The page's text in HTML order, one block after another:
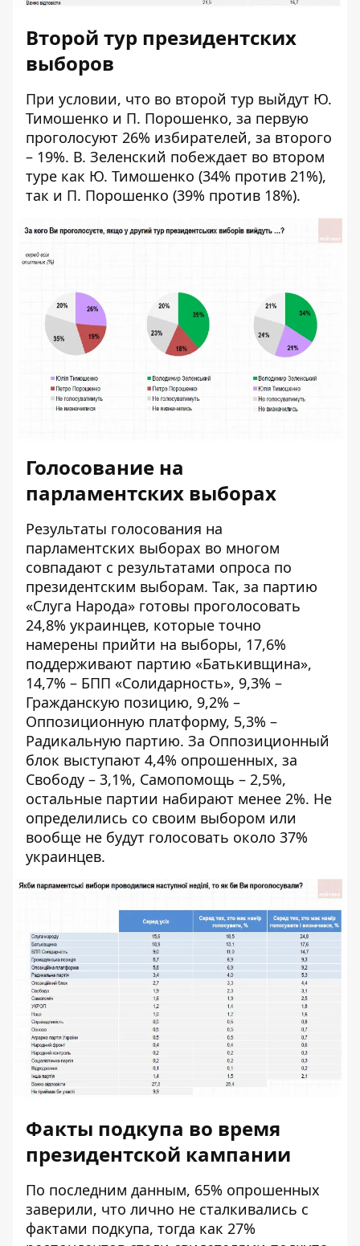
Второй тур президентских
выборов
При условии, что во второй тур выйдут Ю.
Тимошенко и П. Порошенко, за первую
проголосуют 26% избирателей, за второго
– 19%. В. Зеленский побеждает во втором
туре как Ю. Тимошенко (34% против 21%),
так и П. Порошенко (39% против 18%).
Голосование на
парламентских выборах
Результаты голосования на
парламентских выборах во многом
совпадают с результатами опроса по
президентским выборам. Так, за партию
«Слуга Народа» готовы проголосовать
24,8% украинцев, которые точно
намерены прийти на выборы, 17,6%
поддерживают партию «Батькивщина»,
14,7% – БПП «Солидарность», 9,3% –
Гражданскую позицию, 9,2% –
Оппозиционную платформу, 5,3% –
Радикальную партию. За Оппозиционный
блок выступают 4,4% опрошенных, за
Свободу – 3,1%, Самопомощь – 2,5%,
остальные партии набирают менее 2%. Не
определились со своим выбором или
вообще не будут голосовать около 37%
украинцев.
Факты подкупа во время
президентской кампании
По последним данным, 65% опрошенных
заверили, что лично не сталкивались с
фактами подкупа, тогда как 27%